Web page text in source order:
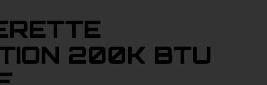
200K BTU